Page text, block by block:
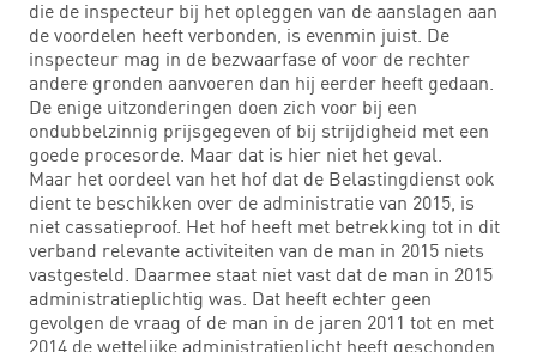
die de inspecteur bij het opleggen van de aanslagen aan
de voordelen heeft verbonden, is evenmin juist. De
inspecteur mag in de bezwaarfase of voor de rechter
andere gronden aanvoeren dan hij eerder heeft gedaan.
De enige uitzonderingen doen zich voor bij een
ondubbelzinnig prijsgegeven of bij strijdigheid met een
goede procesorde. Maar dat is hier niet het geval.
Maar het oordeel van het hof dat de Belastingdienst ook
dient te beschikken over de administratie van 2015, is
niet cassatieproof. Het hof heeft met betrekking tot in dit
verband relevante activiteiten van de man in 2015 niets
vastgesteld. Daarmee staat niet vast dat de man in 2015
administratieplichtig was. Dat heeft echter geen
gevolgen de vraag of de man in de jaren 2011 tot en met
2014 de wettelijke administratieplicht heeft geschonden.